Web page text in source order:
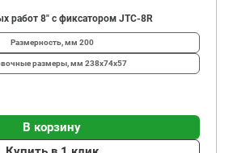
работ 8" с фиксатором JTC-8R
Размерность, мм 200
размеры, мм 238х74х57
В корзину